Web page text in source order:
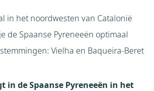
in het noordwesten van Catalonië
de Spaanse Pyreneeën optimaal
Vielha en Baqueira-Beret
in de Spaanse Pyreneeën in het